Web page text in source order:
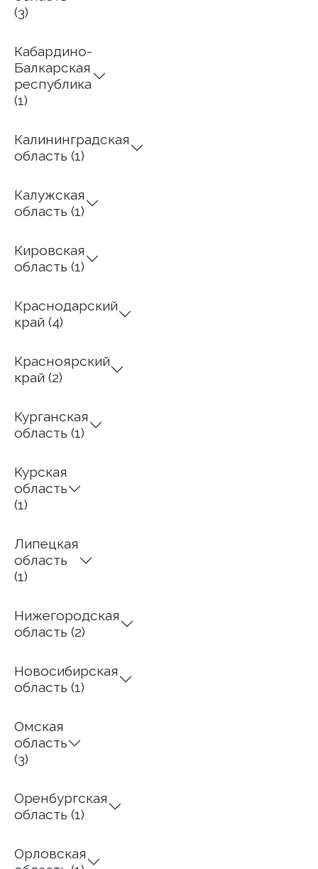
(3)
Кабардино-
Балкарская
республика
(1)
Калининградская
область (1)
Калужская
область (1)
Кировская
область (1)
Краснодарский
край (4)
Красноярский
край (2)
Курганская
область (1)
Курская
область
(1)
Липецкая
область
(1)
Нижегородская
область (2)
Новосибирская
область (1)
Омская
область
(3)
Оренбургская
область (1)
Орловская